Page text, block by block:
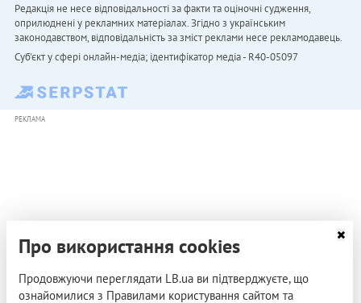
Редакція не несе відповідальності за факти та оціночні судження,
оприлюднені у рекламних матеріалах. Згідно з українським
законодавством, відповідальність за зміст реклами несе рекламодавець.
Cуб'єкт у сфері онлайн-медіа; ідентифікатор медіа - R40-05097
РЕКЛАМА
Про використання cookies
Продовжуючи переглядати LB.ua ви підтверджуєте, що
ознайомилися з Правилами користування сайтом та